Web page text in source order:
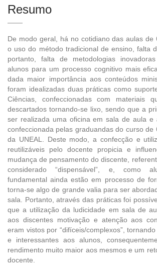
Resumo
De modo geral, há no cotidiano das aulas de
o uso do método tradicional de ensino, falta
portanto, falta de metodologias
alunos para um processo cognitivo mais
dada maior importância aos conteúdos
foram idealizadas duas práticas como
Ciências, confeccionadas com materiais
descartados tornando-se lixo, sendo que a
ser realizada uma oficina em sala de aula e
confeccionada pelas graduandas do curso de
da UNEAL. Deste modo, a confecção e
reutilizáveis pelo docente propicia e
mudança de pensamento do discente,
considerado “dispensável”, e, como
fundamental ainda estão em processo de
torna-se algo de grande valia para ser
sala. Portanto, através das práticas foi
que a utilização da ludicidade em sala de
aos discentes motivação e atenção aos
eram vistos por “difíceis/complexos”,
e interessantes aos alunos,
rendimento muito maior aos mesmos e um
docente.